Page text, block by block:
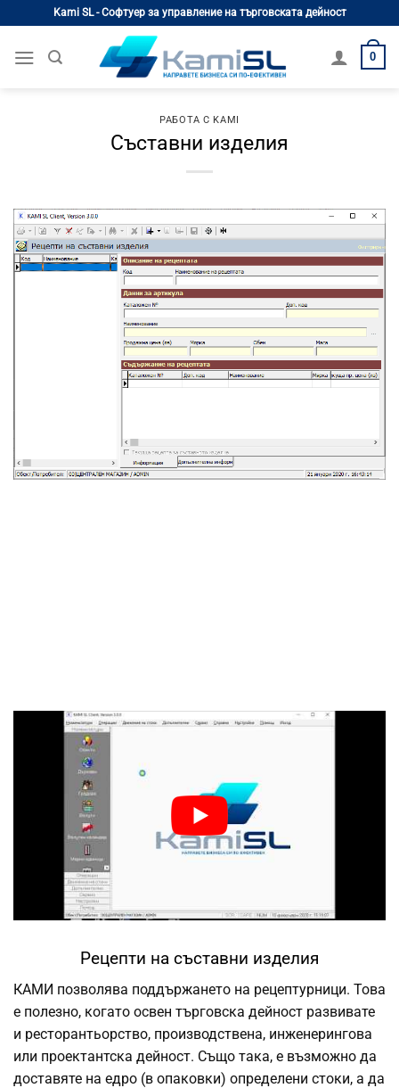
content
Kami SL - Софтуер за управление на търговската дейност
0
РАБОТА С KAMI
Съставни изделия
Рецепти на съставни изделия
КАМИ позволява поддържането на рецептурници. Това
е полезно, когато освен търговска дейност развивате
и ресторантьорство, производствена, инженерингова
или проектантска дейност. Също така, е възможно да
доставяте на едро (в опаковки) определени стоки, а да